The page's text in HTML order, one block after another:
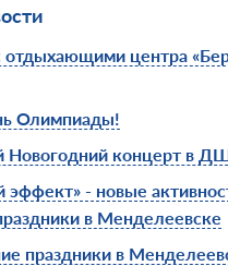
отдыхающими центра
Олимпиады!
Новогодний концерт в
эффект» - новые
в Менделеевске
праздники в